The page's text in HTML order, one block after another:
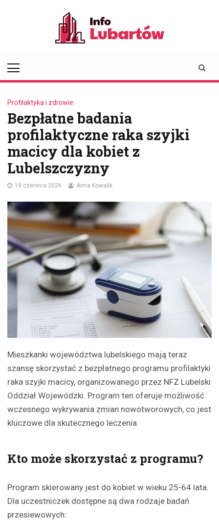
Profilaktyka i zdrowie
Bezpłatne badania
profilaktyczne raka szyjki
macicy dla kobiet z
Lubelszczyzny
19 czerwca 2026 Anna Kowalik
Mieszkanki województwa lubelskiego mają teraz
szansę skorzystać z bezpłatnego programu profilaktyki
raka szyjki macicy, organizowanego przez NFZ Lubelski
Oddział Wojewódzki. Program ten oferuje możliwość
wczesnego wykrywania zmian nowotworowych, co jest
kluczowe dla skutecznego leczenia.
Kto może skorzystać z programu?
Program skierowany jest do kobiet w wieku 25-64 lata.
Dla uczestniczek dostępne są dwa rodzaje badań
przesiewowych: